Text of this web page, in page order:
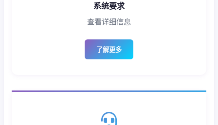
系统要求
查看详细信息
了解更多